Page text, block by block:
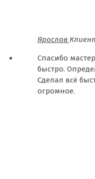
Ярослав
Спасибо
быстро.
Сделал всё
огромное.